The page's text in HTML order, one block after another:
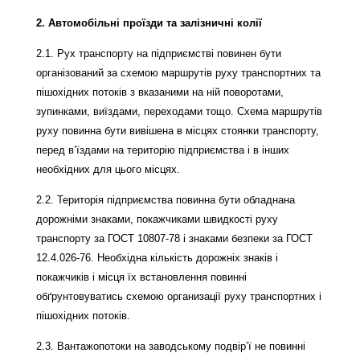
2. Автомобільні проїзди та залізничні колії
2.1. Рух транспорту на підприємстві повинен бути
організований за схемою маршрутів руху транспортних та
пішохідних потоків з вказаними на ній поворотами,
зупинками, виїздами, переходами тощо. Схема маршрутів
руху повинна бути вивішена в місцях стоянки транспорту,
перед в’їздами на територію підприємства і в інших
необхідних для цього місцях.
2.2. Територія підприємства повинна бути обладнана
дорожніми знаками, покажчиками швидкості руху
транспорту за ГОСТ 10807-78 і знаками безпеки за ГОСТ
12.4.026-76. Необхідна кількість дорожніх знаків і
покажчиків і місця їх встановлення повинні
обґрунтовуватись схемою организації руху транспортних і
пішохідних потоків.
2.3. Вантажопотоки на заводському подвір’ї не повинні